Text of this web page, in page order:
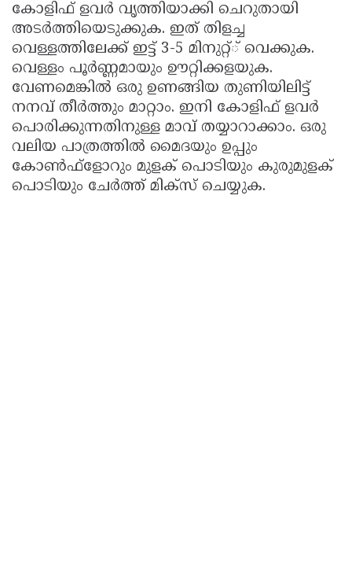
കോളിഫ് ളവര്‍ വൃത്തിയാക്കി ചെറുതായി
അടര്‍ത്തിയെടുക്കുക. ഇത് തിളച്ച
വെള്ളത്തിലേക്ക് ഇട്ട് 3-5 മിനുറ്റ്് വെക്കുക.
വെള്ളം പൂര്‍ണ്ണമായും ഊറ്റിക്കളയുക.
വേണമെങ്കില്‍ ഒരു ഉണങ്ങിയ തുണിയിലിട്ട്
നനവ് തീര്‍ത്തും മാറ്റാം. ഇനി കോളിഫ് ളവര്‍
പൊരിക്കുന്നതിനുള്ള മാവ് തയ്യാറാക്കാം. ഒരു
വലിയ പാത്രത്തില്‍ മൈദയും ഉപ്പും
കോണ്‍ഫ്ളോറും മുളക് പൊടിയും കുരുമുളക്
പൊടിയും ചേര്‍ത്ത് മിക്സ് ചെയ്യുക.